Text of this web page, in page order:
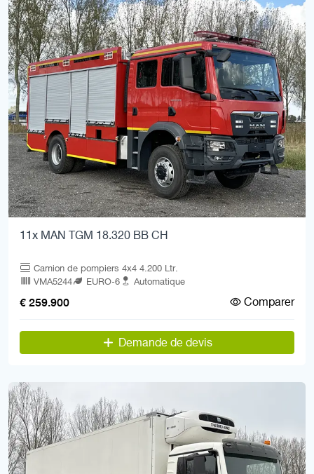
11x MAN TGM 18.320 BB CH
Camion de pompiers 4x4 4.200 Ltr.
VMA5244
EURO-6 Automatique
€ 259.900 Comparer
Demande de devis